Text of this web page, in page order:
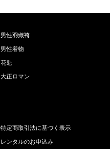
男性羽織袴
男性着物
花魁
大正ロマン
特定商取引法に基づく表示
レンタルのお申込み